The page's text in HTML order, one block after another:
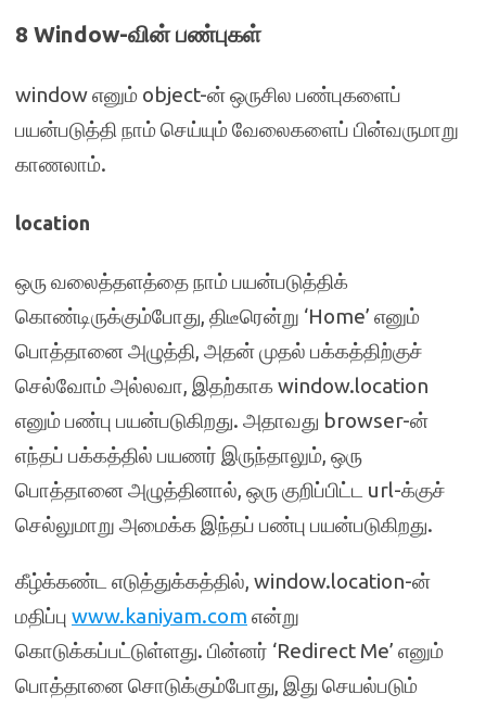
8 Window-வின் பண்புகள்
window எனும் object-ன் ஒருசில பண்புகளைப்
பயன்படுத்தி நாம் செய்யும் வேலைகளைப் பின்வருமாறு
காணலாம்.
location
ஒரு வலைத்தளத்தை நாம் பயன்படுத்திக்
கொண்டிருக்கும்போது, திடீரென்று ‘Home’ எனும்
பொத்தானை அழுத்தி, அதன் முதல் பக்கத்திற்குச்
செல்வோம் அல்லவா, இதற்காக window.location
எனும் பண்பு பயன்படுகிறது. அதாவது browser-ன்
எந்தப் பக்கத்தில் பயணர் இருந்தாலும், ஒரு
பொத்தானை அழுத்தினால், ஒரு குறிப்பிட்ட url-க்குச்
செல்லுமாறு அமைக்க இந்தப் பண்பு பயன்படுகிறது.
கீழ்க்கண்ட எடுத்துக்கத்தில், window.location-ன்
மதிப்பு www.kaniyam.com என்று
கொடுக்கப்பட்டுள்ளது. பின்னர் ‘Redirect Me’ எனும்
பொத்தானை சொடுக்கும்போது, இது செயல்படும்